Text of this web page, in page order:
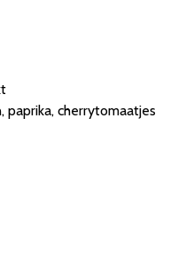
paprika, cherrytomaatjes